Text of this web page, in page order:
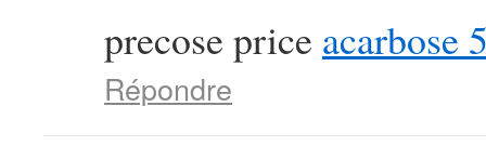
precose price acarbose
Répondre